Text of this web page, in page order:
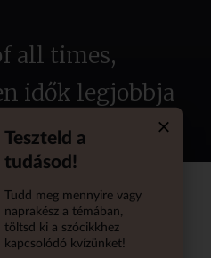
all times,
idők legjobbja
Teszteld a
tudásod!
Tudd meg mennyire vagy
naprakész a témában,
töltsd ki a szócikkhez
kapcsolódó kvízünket!